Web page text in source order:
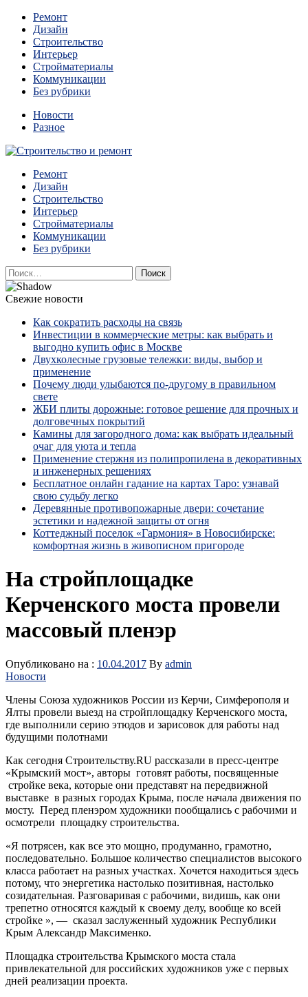
Перейти
содержимому
Ремонт
Дизайн
Строительство
Интерьер
Стройматериалы
Коммуникации
Без рубрики
Новости
Разное
Строительство и ремонт
Квартиры и дома, в которых живут разные люди, очень
отличаются между собой.
Ремонт
Дизайн
Строительство
Интерьер
Стройматериалы
Коммуникации
Без рубрики
Найти:
Свежие новости
Как сократить расходы на связь
Инвестиции в коммерческие метры: как выбрать и
выгодно купить офис в Москве
Двухколесные грузовые тележки: виды, выбор и
применение
Почему люди улыбаются по‑другому в правильном
свете
ЖБИ плиты дорожные: готовое решение для прочных и
долговечных покрытий
Камины для загородного дома: как выбрать идеальный
очаг для уюта и тепла
Применение стержня из полипропилена в декоративных
и инженерных решениях
Бесплатное онлайн гадание на картах Таро: узнавай
свою судьбу легко
Деревянные противопожарные двери: сочетание
эстетики и надежной защиты от огня
Коттеджный поселок «Гармония» в Новосибирске:
комфортная жизнь в живописном пригороде
На стройплощадке
Керченского моста провели
массовый пленэр
Опубликовано на : 10.04.2017 By admin
Новости
Члены Союза художников России из Керчи, Симферополя и
Ялты провели выезд на стройплощадку Керченского моста,
где выполнили серию этюдов и зарисовок для работы над
будущими полотнами
Как сегодня Строительству.RU рассказали в пресс-центре
«Крымский мост», авторы готовят работы, посвященные
стройке века, которые они представят на передвижной
выставке в разных городах Крыма, после начала движения по
мосту. Перед пленэром художники пообщались с рабочими и
осмотрели площадку строительства.
«Я потрясен, как все это мощно, продуманно, грамотно,
последовательно. Большое количество специалистов высокого
класса работает на разных участках. Хочется находиться здесь
потому, что энергетика настолько позитивная, настолько
созидательная. Разговаривая с рабочими, видишь, как они
трепетно относятся каждый к своему делу, вообще ко всей
стройке », — сказал заслуженный художник Республики
Крым Александр Максименко.
Площадка строительства Крымского моста стала
привлекательной для российских художников уже с первых
дней реализации проекта.